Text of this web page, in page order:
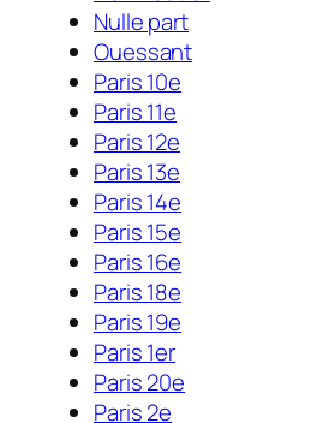
Nulle part
Ouessant
Paris 10e
Paris 11e
Paris 12e
Paris 13e
Paris 14e
Paris 15e
Paris 16e
Paris 18e
Paris 19e
Paris 1er
Paris 20e
Paris 2e